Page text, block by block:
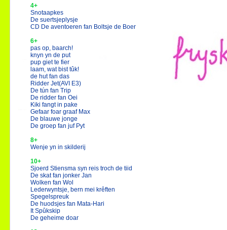
4+
Snotaapkes
De suertsjeplysje
CD De aventoeren fan Boltsje de Boer
6+
pas op, baarch!
knyn yn de put
pup giet te fier
laam, wat bist tûk!
de hut fan das
Ridder Jet(AVI E3)
De tún fan Trip
De ridder fan Oei
Kiki fangt in pake
Gefaar foar graaf Max
De blauwe jonge
De groep fan juf Pyt
8+
Wenje yn in skilderij
10+
Sjoerd Stiensma syn reis troch de tiid
De skat fan jonker Jan
Wolken fan Wol
Lederwyntsje, bern mei krêften
Spegelspreuk
De huodsjes fan Mata-Hari
It Spûkskip
De geheime doar